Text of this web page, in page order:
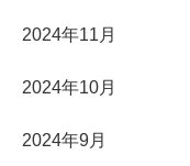
2024年11月
2024年10月
2024年9月